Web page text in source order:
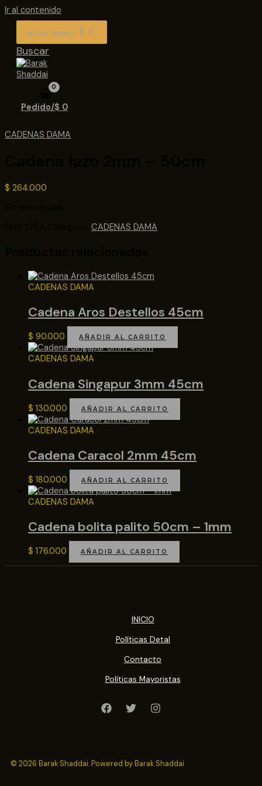
Ir al contenido
MAIN MENU
Buscar
Pedido/$ 0
CADENAS DAMA
$ 264.000
CADENAS DAMA
CADENAS DAMA
Cadena Aros Destellos 45cm
$ 90.000 AÑADIR AL CARRITO
CADENAS DAMA
Cadena Singapur 3mm 45cm
$ 130.000 AÑADIR AL CARRITO
CADENAS DAMA
Cadena Caracol 2mm 45cm
$ 180.000 AÑADIR AL CARRITO
CADENAS DAMA
Cadena bolita palito 50cm – 1mm
$ 176.000 AÑADIR AL CARRITO
INICIO
Políticas Detal
Contacto
Políticas Mayoristas
© 2026 Barak Shaddai. Powered by Barak Shaddai